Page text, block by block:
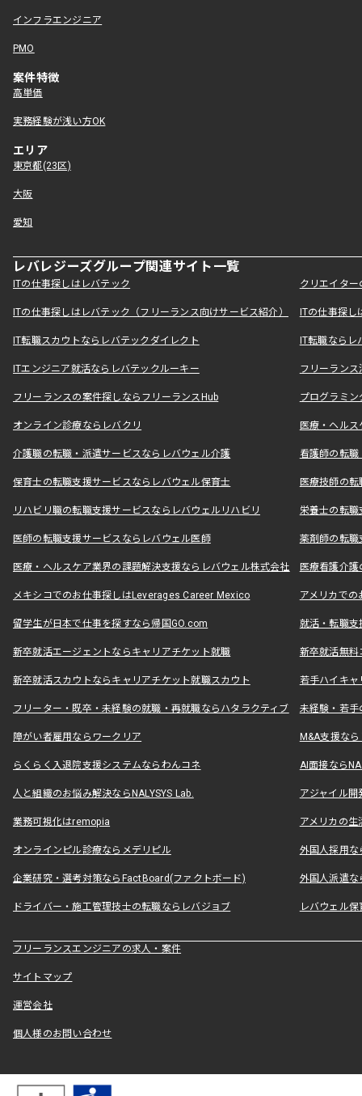
インフラエンジニア
PMO
案件特徴
高単価
実務経験が浅い方OK
エリア
東京都(23区)
大阪
愛知
レバレジーズグループ関連サイト一覧
ITの仕事探しはレバテック クリエイタ
ITの仕事探しはレバテック（フリーランス向けサービス紹介） ITの仕事探
IT転職スカウトならレバテックダイレクト IT転職なら
ITエンジニア就活ならレバテックルーキー フリーラン
フリーランスの案件探しならフリーランスHub プログラミ
オンライン診療ならレバクリ 医療・ヘル
介護職の転職・派遣サービスならレバウェル介護 看護師の転
保育士の転職支援サービスならレバウェル保育士 医療技師の
リハビリ職の転職支援サービスならレバウェルリハビリ 栄養士の転
医師の転職支援サービスならレバウェル医師 薬剤師の転
医療・ヘルスケア業界の課題解決支援ならレバウェル株式会社 医療看護介
メキシコでのお仕事探しはLeverages Career Mexico アメリカで
留学生が日本で仕事を探すなら帰国GO.com 就活・転職
新卒就活エージェントならキャリアチケット就職 新卒就活無料
新卒就活スカウトならキャリアチケット就職スカウト 若手ハイキ
フリーター・既卒・未経験の就職・再就職ならハタラクティブ 未経験・若手
障がい者雇用ならワークリア M&A支援な
らくらく入退院支援システムならわんコネ AI面接なら
人と組織のお悩み解決ならNALYSYS Lab. アジャイル
業務可視化はremopia アメリカの
オンラインピル診療ならメデリピル 外国人採用
企業研究・選考対策ならFactBoard(ファクトボード) 外国人派遣な
ドライバー・施工管理技士の転職ならレバジョブ レバウェル
フリーランスエンジニアの求人・案件
サイトマップ
運営会社
個人様のお問い合わせ